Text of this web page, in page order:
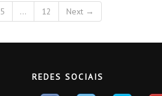
5 … 12 Next →
REDES SOCIAIS